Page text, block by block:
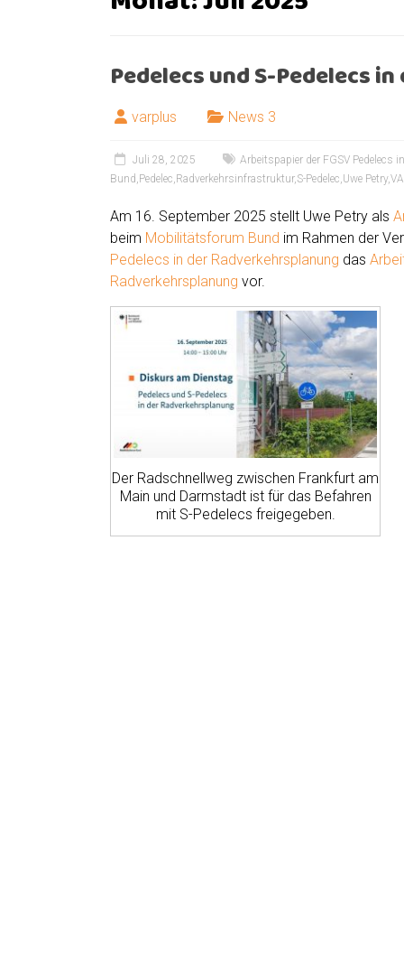
Pedelecs und S-Pedelecs
varplus News 3
Juli 28, 2025 Arbeitspapier der FGSV Pedelecs
Bund , Pedelec, Radverkehrsinfrastruktur,S-Pedelec,Uwe Petry,
Am 16. September 2025 stellt Uwe Petry als
beim Mobilitätsforum Bund im Rahmen der
Pedelecs in der Radverkehrsplanung das
Radverkehrsplanung vor.
Der Radschnellweg zwischen Frankfurt am
Main und Darmstadt ist für das Befahren
mit S-Pedelecs freigegeben.